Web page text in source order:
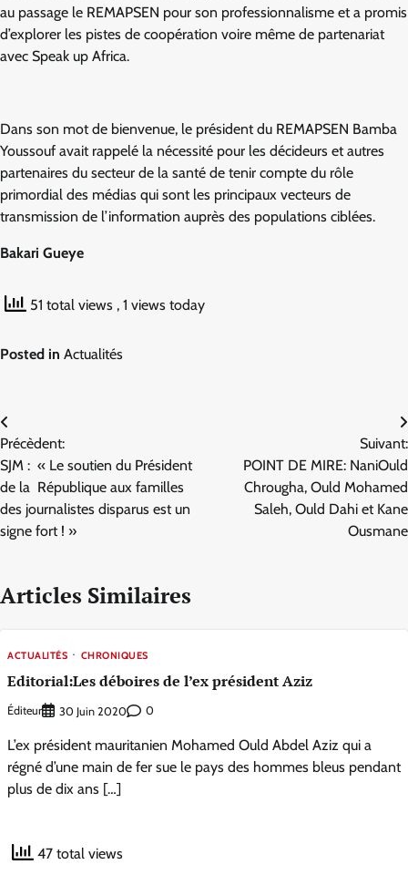
au passage le REMAPSEN pour son professionnalisme et a promis
d’explorer les pistes de coopération voire même de partenariat
avec Speak up Africa.
Dans son mot de bienvenue, le président du REMAPSEN Bamba
Youssouf avait rappelé la nécessité pour les décideurs et autres
partenaires du secteur de la santé de tenir compte du rôle
primordial des médias qui sont les principaux vecteurs de
transmission de l’information auprès des populations ciblées.
Bakari Gueye
51 total views , 1 views today
Posted in Actualités
Navigation
de
l’article
Précèdent:
SJM : « Le soutien du Président
de la République aux familles
des journalistes disparus est un
signe fort ! »
Suivant:
POINT DE MIRE: NaniOuld
Chrougha, Ould Mohamed
Saleh, Ould Dahi et Kane
Ousmane
Articles Similaires
ACTUALITÉS CHRONIQUES
Editorial:Les déboires de l’ex président Aziz
Éditeur 30 Juin 2020 0
L’ex président mauritanien Mohamed Ould Abdel Aziz qui a
régné d’une main de fer sue le pays des hommes bleus pendant
plus de dix ans […]
47 total views